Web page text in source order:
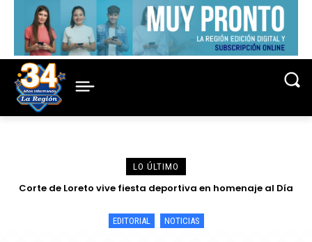
LO ÚLTIMO
Corte de Loreto vive fiesta deportiva en homenaje al Día
Fortalecen conocimientos sobre la lucha contra la
Corte de Loreto
EDITORIAL NOTICIAS